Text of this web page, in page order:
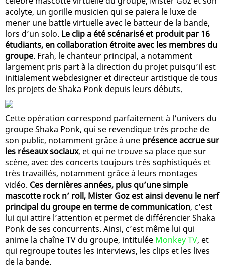
acolyte, un gorille musicien qui se paiera le luxe de
mener une battle virtuelle avec le batteur de la bande,
lors d’un solo. Le clip a été scénarisé et produit par 16
étudiants, en collaboration étroite avec les membres du
groupe. Frah, le chanteur principal, a notamment
largement pris part à la direction du projet puisqu’il est
initialement webdesigner et directeur artistique de tous
les projets de Shaka Ponk depuis leurs débuts.
Cette opération correspond parfaitement à l’univers du
groupe Shaka Ponk, qui se revendique très proche de
son public, notamment grâce à une présence accrue sur
les réseaux sociaux, et qui ne trouve sa place que sur
scène, avec des concerts toujours très sophistiqués et
très travaillés, notamment grâce à leurs montages
vidéo. Ces dernières années, plus qu’une simple
mascotte rock n’ roll, Mister Goz est ainsi devenu le nerf
principal du groupe en terme de communication, c’est
lui qui attire l’attention et permet de différencier Shaka
Ponk de ses concurrents. Ainsi, c’est même lui qui
anime la chaîne TV du groupe, intitulée Monkey TV, et
qui regroupe toutes les interviews, les clips et les lives
de la bande.